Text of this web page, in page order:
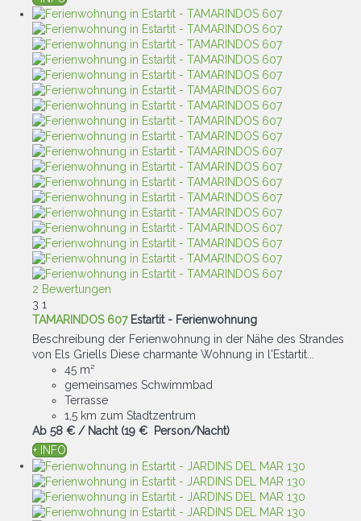
2 Bewertungen
3 1
TAMARINDOS 607 Estartit - Ferienwohnung
Beschreibung der Ferienwohnung in der Nähe des Strandes
von Els Griells Diese charmante Wohnung in l'Estartit...
45 m²
gemeinsames Schwimmbad
Terrasse
1,5 km zum Stadtzentrum
Ab 58 € / Nacht (19 € Person/Nacht)
+ INFO